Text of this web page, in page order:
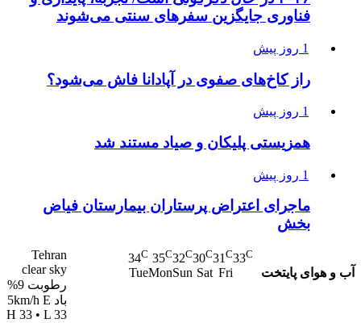
فناوری جایگزین سفرهای سنتی می‌شوند
1 روز پیش
راز کاخ‌های صفوی در آپادانا فاش می‌شود؟
1 روز پیش
همزیستی پلیکان و صیاد مستند شد
1 روز پیش
ماجرای اعتراض پرستاران بیمارستان فیاض
بخش
آب و هوای پایتخت
33C
Tehran
clear sky
رطوبت 9%
باد 5km/h E
H 33 • L 33
31C
Fri
30C
Sat
32C
Sun
35C
Mon
34C
Tue